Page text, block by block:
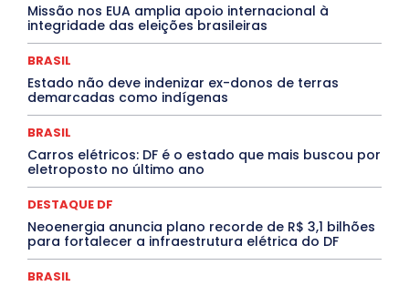
Paraíba
Paraná Pernambuco Piauí
PROCESSO SELETIVO
QUALIFICAÇÃO PROFISSIONAL
RESIDÊNCIA
Santa Catarina
São Paulo SARAMPO
Saúde Agora
SEGURANÇA
TÁ FROID?
TEATRO TECNOLOGIA
TIC TAC
Mais
Missão nos EUA amplia apoio internacional à
integridade das eleições brasileiras
BRASIL
Estado não deve indenizar ex-donos de terras
demarcadas como indígenas
BRASIL
Carros elétricos: DF é o estado que mais buscou por
eletroposto no último ano
DESTAQUE DF
Neoenergia anuncia plano recorde de R$ 3,1 bilhões
para fortalecer a infraestrutura elétrica do DF
BRASIL